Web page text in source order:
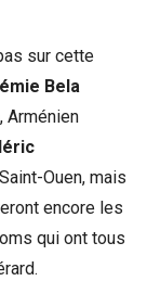
sur cette
Bela
, Arménien
Ouen, mais
encore les
qui ont tous